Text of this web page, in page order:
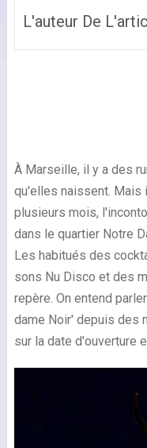
L'auteur De
À Marseille, il y a des
qu'elles naissent. Mais
plusieurs mois,
dans le quartier Notre
Les habitués des
sons Nu Disco et des
repère. On entend
dame Noir' depuis des
sur la date d'ouverture